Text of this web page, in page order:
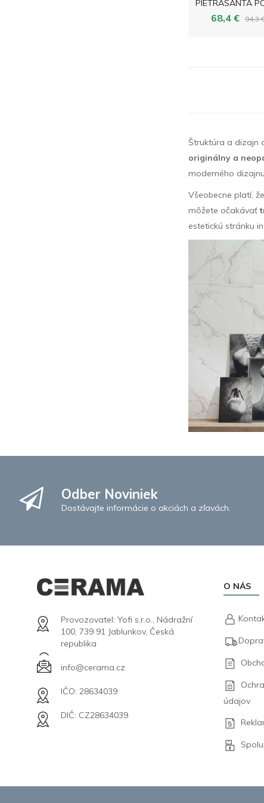
68,4 € 94,3
Štruktúra a dizajn
originálny a
moderného
Všeobecne platí,
môžete očakávať
estetickú stránku
Odber Noviniek
Dostávajte informácie o akciách a zľavách.
Provozovatel: Yofi s.r.o., Nádražní
100, 739 91 Jablunkov, Česká
republika
info@cerama.cz
IČO: 28634039
DIČ: CZ28634039
O NÁS
údajov